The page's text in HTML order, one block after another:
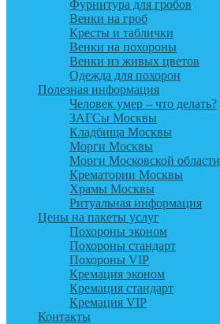
Фурнитура для гробов
Венки на гроб
Кресты и таблички
Венки на похороны
Венки из живых цветов
Одежда для похорон
Полезная информация
Человек умер – что делать?
ЗАГСы Москвы
Кладбища Москвы
Морги Москвы
Морги Московской области
Крематории Москвы
Храмы Москвы
Ритуальная информация
Цены на пакеты услуг
Похороны эконом
Похороны стандарт
Похороны VIP
Кремация эконом
Кремация стандарт
Кремация VIP
Контакты